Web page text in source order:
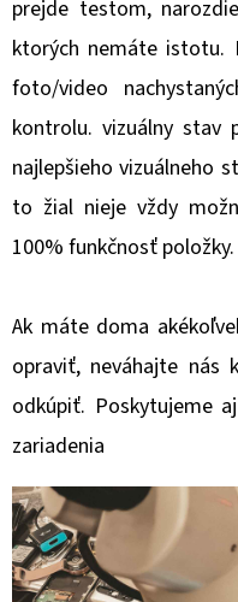
prejde testom,
ktorých nemáte istotu.
foto/video
kontrolu. vizuálny stav
najlepšieho vizuálneho
to žial nieje vždy
100% funkčnosť položky.
Ak máte doma
opraviť, neváhajte nás
odkúpiť. Poskytujeme
zariadenia
J
E
T
E
N
Á
J
S
Ť
?
HĽADAŤ